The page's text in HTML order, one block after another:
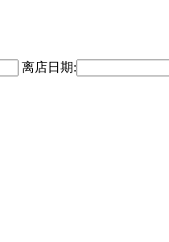
离店日期: